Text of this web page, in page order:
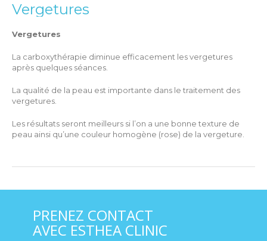
Vergetures
Vergetures
La carboxythérapie diminue efficacement les vergetures
après quelques séances.
La qualité de la peau est importante dans le traitement des
vergetures.
Les résultats seront meilleurs si l’on a une bonne texture de
peau ainsi qu’une couleur homogène (rose) de la vergeture.
PRENEZ CONTACT
AVEC ESTHEA CLINIC